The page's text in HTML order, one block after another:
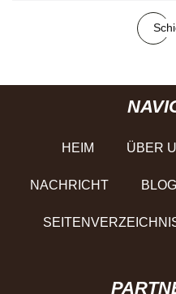
HEIM ÜBER
NACHRICHT BLOG